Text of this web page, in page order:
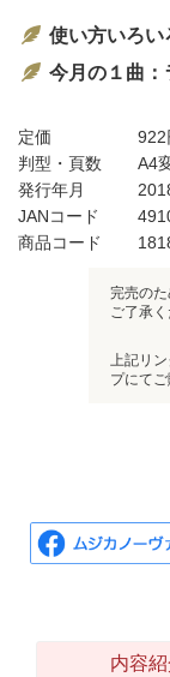
使い方いろ
今月の１曲：
定価 922
判型・頁数
A4
発行年月
JANコード
商品コード
完売のた
ご了承く
上記リ
プにてご
内容